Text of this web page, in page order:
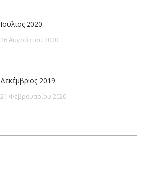
Ιούλιος 2020
26 Αυγούστου 2020
Δεκέμβριος 2019
21 Φεβρουαρίου 2020